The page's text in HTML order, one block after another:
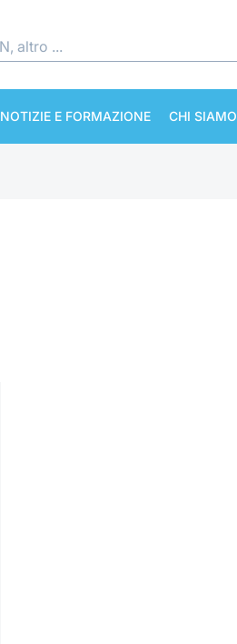
NOTIZIE E FORMAZIONE CHI SIAMO